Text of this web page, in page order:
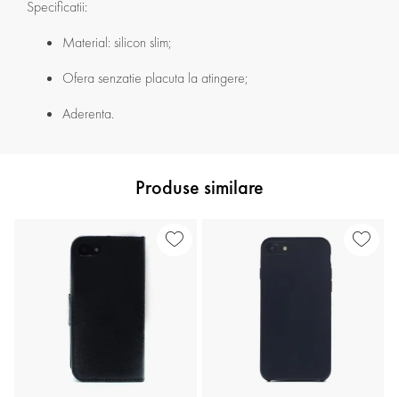
Specificatii:
Material: silicon slim;
Ofera senzatie placuta la atingere;
Aderenta.
Produse similare